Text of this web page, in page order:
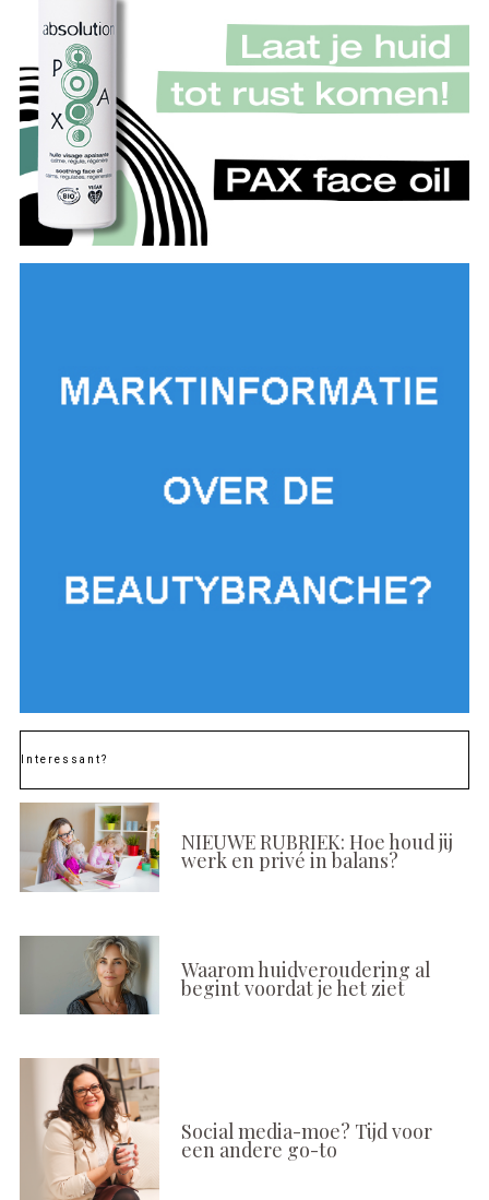
Interessant?
NIEUWE RUBRIEK: Hoe houd jij
werk en privé in balans?
Waarom huidveroudering al
begint voordat je het ziet
Social media-moe? Tijd voor
een andere go-to